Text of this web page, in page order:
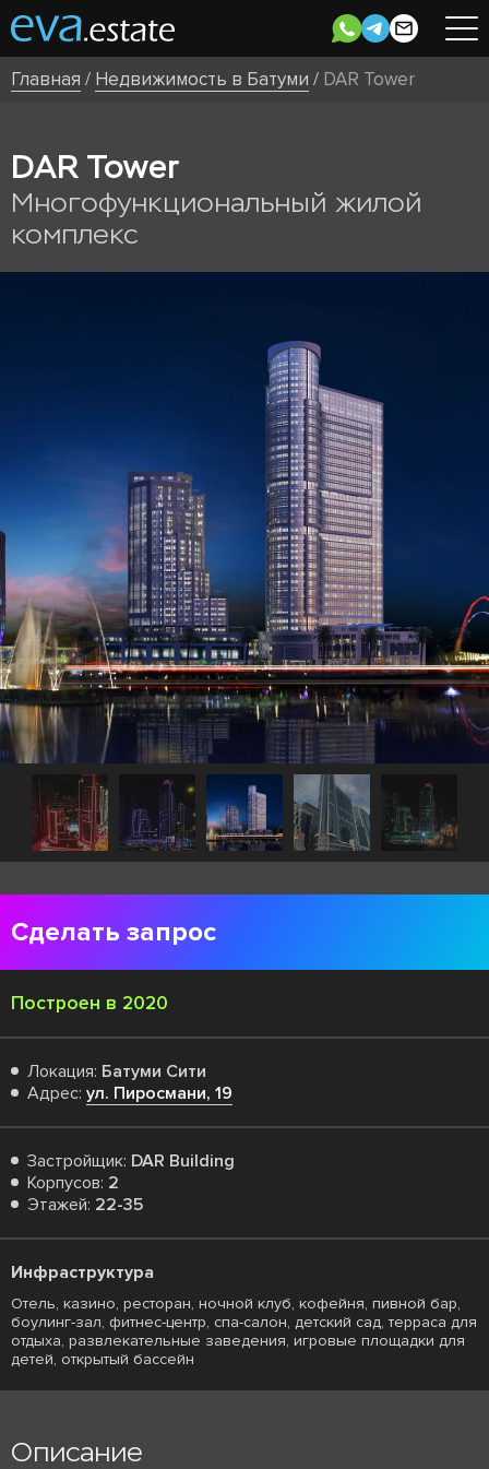
Главная / Недвижимость в Батуми / DAR Tower
DAR Tower
Многофункциональный жилой
комплекс
Сделать запрос
Построен в 2020
Локация: Батуми Сити
Адрес: ул. Пиросмани, 19
Застройщик: DAR Building
Корпусов: 2
Этажей: 22-35
Инфраструктура
Отель, казино, ресторан, ночной клуб, кофейня, пивной бар,
боулинг-зал, фитнес-центр, спа-салон, детский сад, терраса для
отдыха, развлекательные заведения, игровые площадки для
детей, открытый бассейн
Описание